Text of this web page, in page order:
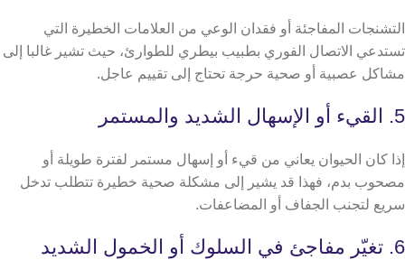
التشنجات المفاجئة أو فقدان الوعي من العلامات الخطيرة التي
تستدعي الاتصال الفوري بطبيب بيطري للطوارئ، حيث تشير غالبا إلى
مشاكل عصبية أو صحية حرجة تحتاج إلى تقييم عاجل.
5. القيء أو الإسهال الشديد والمستمر
إذا كان الحيوان يعاني من قيء أو إسهال مستمر لفترة طويلة أو
مصحوب بدم، فهذا قد يشير إلى مشكلة صحية خطيرة تتطلب تدخل
سريع لتجنب الجفاف أو المضاعفات.
6. تغيّر مفاجئ في السلوك أو الخمول الشديد